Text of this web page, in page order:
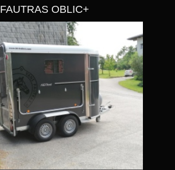
FAUTRAS OBLIC+